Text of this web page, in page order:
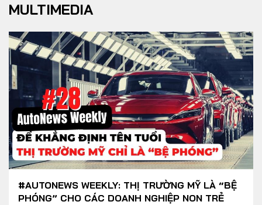
MULTIMEDIA
#AUTONEWS WEEKLY: THỊ TRƯỜNG MỸ LÀ “BỆ
PHÓNG” CHO CÁC DOANH NGHIỆP NON TRẺ